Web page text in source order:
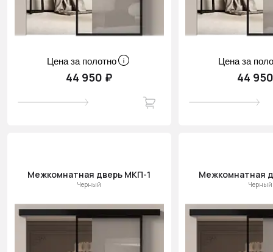
Цена за полотно
44 950 ₽
Цена за
44
Межкомнатная дверь МКП-1
Черный
Межкомнатная
Черный